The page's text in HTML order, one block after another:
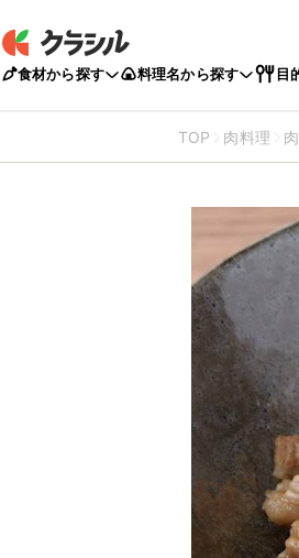
食材から探す 料理名から探す 目
TOP 肉料理